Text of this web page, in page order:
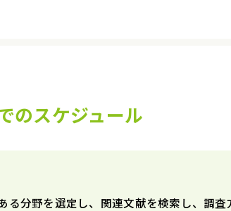
のスケジュール
る分野を選定し、関連文献を検索し、調